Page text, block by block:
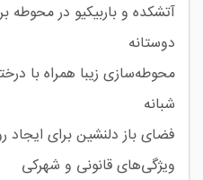
آتشکده و باربیکیو در
دوستانه
محوطه‌سازی زیبا همراه با
شبانه
فضای باز دلنشین برای ایجاد
ویژگی‌های قانونی و شهرکی